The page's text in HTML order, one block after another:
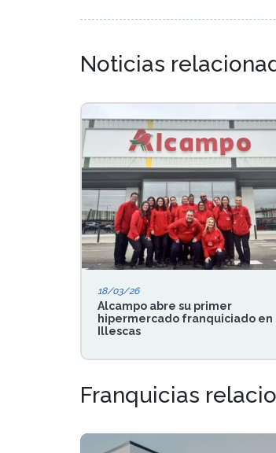
Noticias
18/03/26
Alcampo abre su primer
hipermercado franquiciado en
Illescas
Franquicias